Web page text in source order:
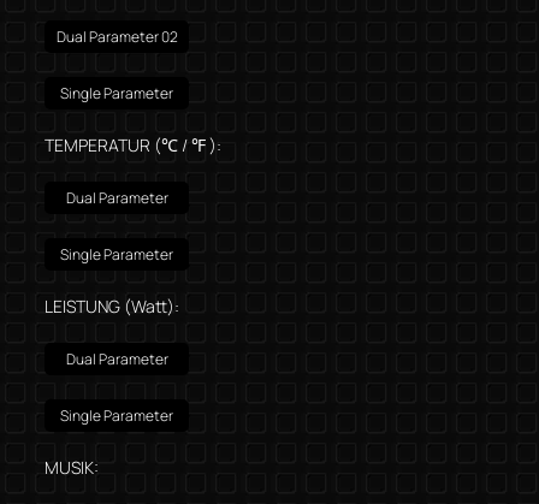
Dual Parameter 02
Single Parameter
TEMPERATUR (℃ / ℉ ):
Dual Parameter
Single Parameter
LEISTUNG (Watt):
Dual Parameter
Single Parameter
MUSIK: